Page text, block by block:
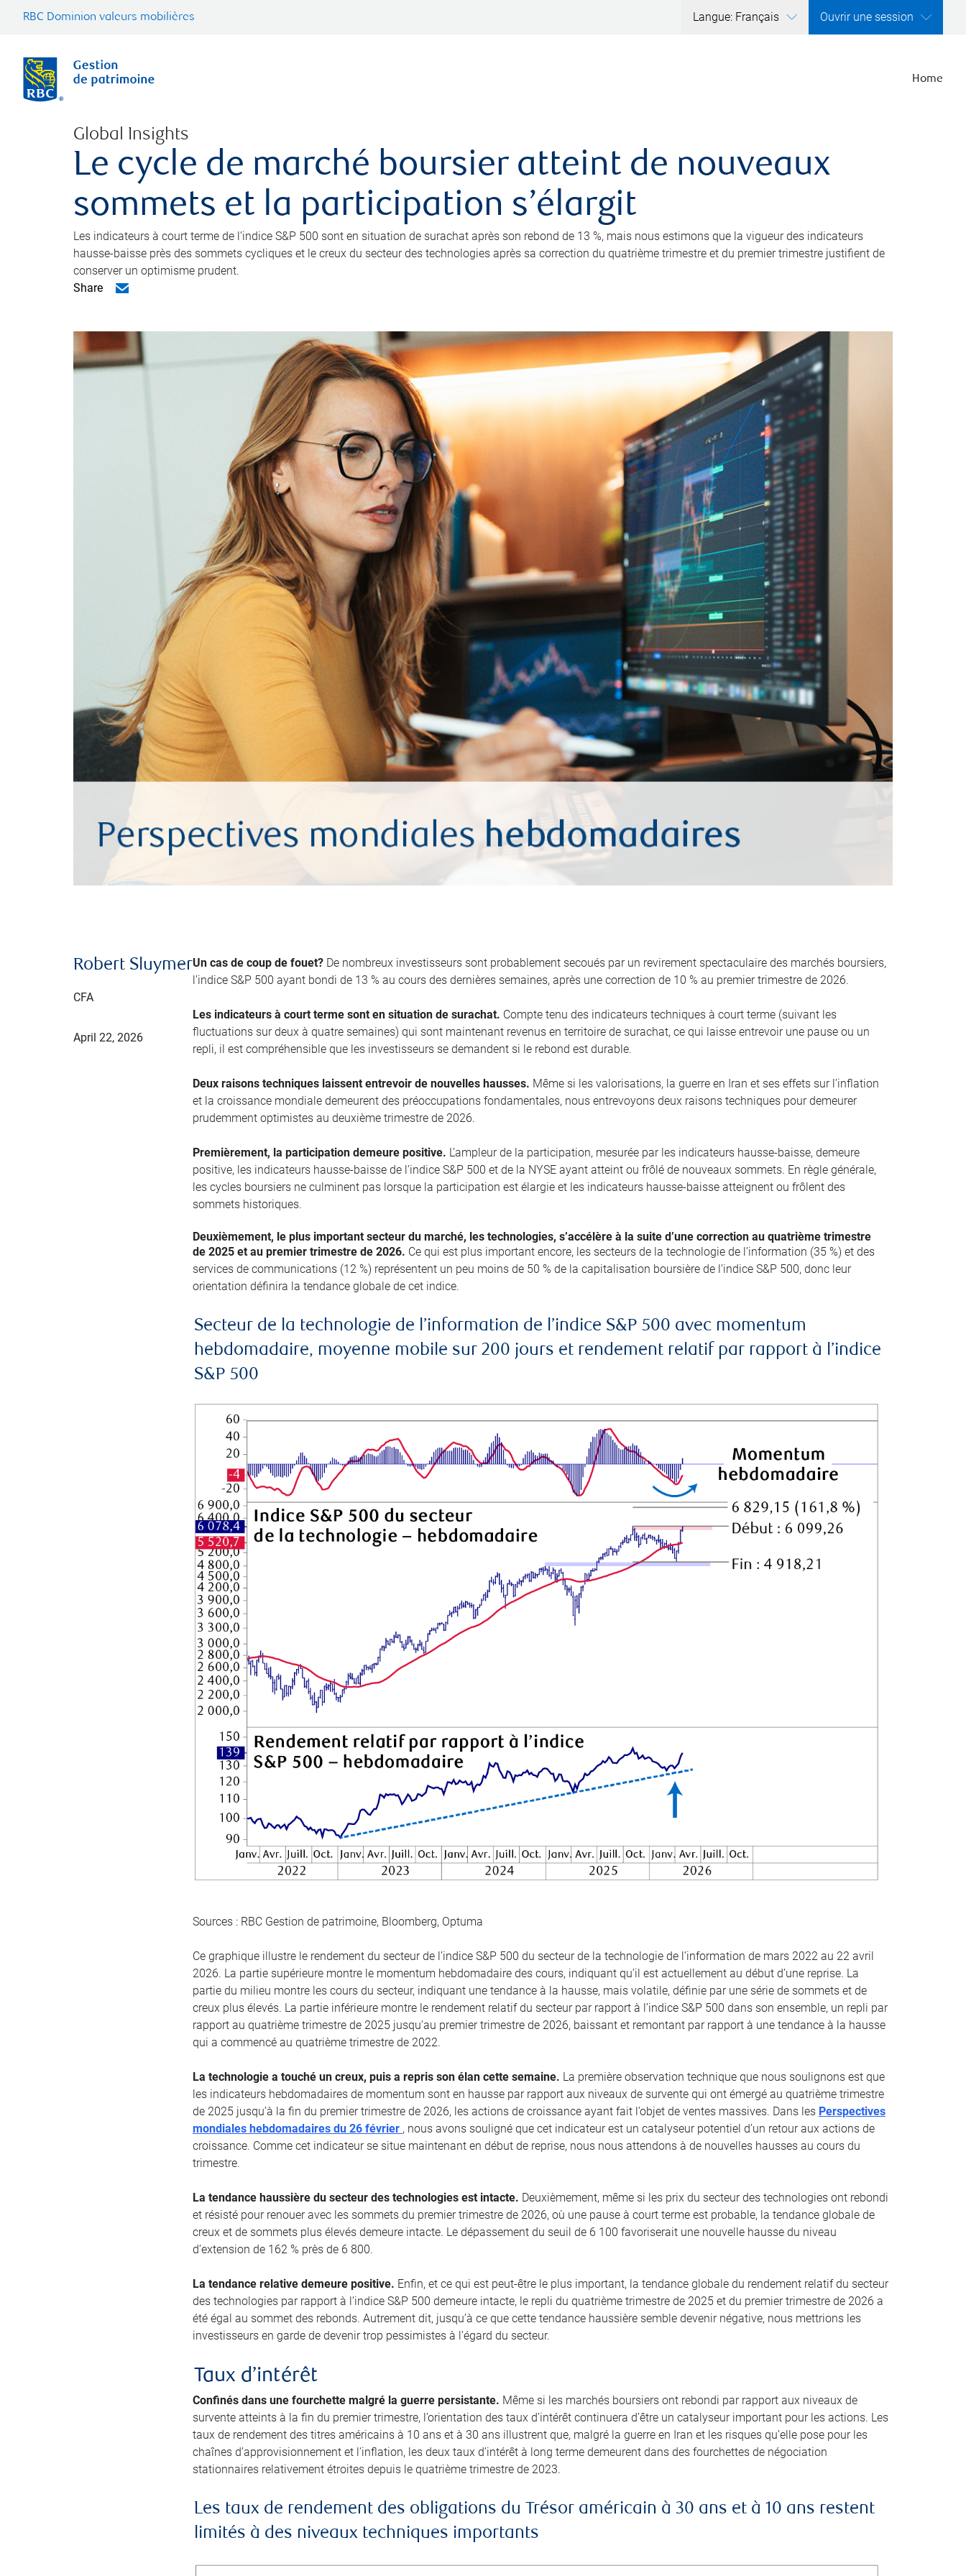
RBC Dominion valeurs mobilières Langue: Français Ouvrir une session
Home
Global Insights
Le cycle de marché boursier atteint de nouveaux
sommets et la participation s’élargit
Les indicateurs à court terme de l’indice S&P 500 sont en situation de surachat après son rebond de 13 %, mais nous estimons que la vigueur des indicateurs
hausse-baisse près des sommets cycliques et le creux du secteur des technologies après sa correction du quatrième trimestre et du premier trimestre justifient de
conserver un optimisme prudent.
Share
Robert Sluymer
CFA
April 22, 2026
Un cas de coup de fouet? De nombreux investisseurs sont probablement secoués par un revirement spectaculaire des marchés boursiers,
l’indice S&P 500 ayant bondi de 13 % au cours des dernières semaines, après une correction de 10 % au premier trimestre de 2026.
Les indicateurs à court terme sont en situation de surachat. Compte tenu des indicateurs techniques à court terme (suivant les
fluctuations sur deux à quatre semaines) qui sont maintenant revenus en territoire de surachat, ce qui laisse entrevoir une pause ou un
repli, il est compréhensible que les investisseurs se demandent si le rebond est durable.
Deux raisons techniques laissent entrevoir de nouvelles hausses. Même si les valorisations, la guerre en Iran et ses effets sur l’inflation
et la croissance mondiale demeurent des préoccupations fondamentales, nous entrevoyons deux raisons techniques pour demeurer
prudemment optimistes au deuxième trimestre de 2026.
Premièrement, la participation demeure positive. L’ampleur de la participation, mesurée par les indicateurs hausse-baisse, demeure
positive, les indicateurs hausse-baisse de l’indice S&P 500 et de la NYSE ayant atteint ou frôlé de nouveaux sommets. En règle générale,
les cycles boursiers ne culminent pas lorsque la participation est élargie et les indicateurs hausse-baisse atteignent ou frôlent des
sommets historiques.
Deuxièmement, le plus important secteur du marché, les technologies, s’accélère à la suite d’une correction au quatrième trimestre
de 2025 et au premier trimestre de 2026. Ce qui est plus important encore, les secteurs de la technologie de l’information (35 %) et des
services de communications (12 %) représentent un peu moins de 50 % de la capitalisation boursière de l’indice S&P 500, donc leur
orientation définira la tendance globale de cet indice.
Secteur de la technologie de l’information de l’indice S&P 500 avec momentum
hebdomadaire, moyenne mobile sur 200 jours et rendement relatif par rapport à l’indice
S&P 500
Sources : RBC Gestion de patrimoine, Bloomberg, Optuma
Ce graphique illustre le rendement du secteur de l’indice S&P 500 du secteur de la technologie de l’information de mars 2022 au 22 avril
2026. La partie supérieure montre le momentum hebdomadaire des cours, indiquant qu’il est actuellement au début d’une reprise. La
partie du milieu montre les cours du secteur, indiquant une tendance à la hausse, mais volatile, définie par une série de sommets et de
creux plus élevés. La partie inférieure montre le rendement relatif du secteur par rapport à l’indice S&P 500 dans son ensemble, un repli par
rapport au quatrième trimestre de 2025 jusqu’au premier trimestre de 2026, baissant et remontant par rapport à une tendance à la hausse
qui a commencé au quatrième trimestre de 2022.
La technologie a touché un creux, puis a repris son élan cette semaine. La première observation technique que nous soulignons est que
les indicateurs hebdomadaires de momentum sont en hausse par rapport aux niveaux de survente qui ont émergé au quatrième trimestre
de 2025 jusqu’à la fin du premier trimestre de 2026, les actions de croissance ayant fait l’objet de ventes massives. Dans les Perspectives
mondiales hebdomadaires du 26 février , nous avons souligné que cet indicateur est un catalyseur potentiel d’un retour aux actions de
croissance. Comme cet indicateur se situe maintenant en début de reprise, nous nous attendons à de nouvelles hausses au cours du
trimestre.
La tendance haussière du secteur des technologies est intacte. Deuxièmement, même si les prix du secteur des technologies ont rebondi
et résisté pour renouer avec les sommets du premier trimestre de 2026, où une pause à court terme est probable, la tendance globale de
creux et de sommets plus élevés demeure intacte. Le dépassement du seuil de 6 100 favoriserait une nouvelle hausse du niveau
d’extension de 162 % près de 6 800.
La tendance relative demeure positive. Enfin, et ce qui est peut-être le plus important, la tendance globale du rendement relatif du secteur
des technologies par rapport à l’indice S&P 500 demeure intacte, le repli du quatrième trimestre de 2025 et du premier trimestre de 2026 a
été égal au sommet des rebonds. Autrement dit, jusqu’à ce que cette tendance haussière semble devenir négative, nous mettrions les
investisseurs en garde de devenir trop pessimistes à l’égard du secteur.
Taux d’intérêt
Confinés dans une fourchette malgré la guerre persistante. Même si les marchés boursiers ont rebondi par rapport aux niveaux de
survente atteints à la fin du premier trimestre, l’orientation des taux d’intérêt continuera d’être un catalyseur important pour les actions. Les
taux de rendement des titres américains à 10 ans et à 30 ans illustrent que, malgré la guerre en Iran et les risques qu’elle pose pour les
chaînes d’approvisionnement et l’inflation, les deux taux d’intérêt à long terme demeurent dans des fourchettes de négociation
stationnaires relativement étroites depuis le quatrième trimestre de 2023.
Les taux de rendement des obligations du Trésor américain à 30 ans et à 10 ans restent
limités à des niveaux techniques importants